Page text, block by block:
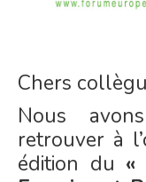
Chers
Nous
retrouver à
édition du «